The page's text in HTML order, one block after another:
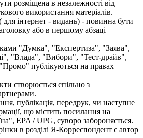
розміщена в незалежності від
використання матеріалів.
для інтернет - видань) - повинна бути
або в першому абзаці
"Думка", "Експертиза", "Заява",
"Влада", "Вибори", "Тест-драйв",
публікуються на правах
створюється спільно з
публікація, передрук, чи наступне
що містить посилання на
EPA / UPG, суворо забороняється.
в розділі Я-Корреспондент є автор